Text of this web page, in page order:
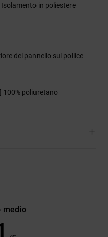
Isolamento in poliestere
del pannello sul pollice
100% poliuretano
medio